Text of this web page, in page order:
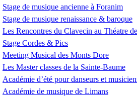
Stage de musique ancienne à Foranim
Stage de musique renaissance & baroque
Les Rencontres du Clavecin au Théatre
Stage Cordes & Pics
Meeting Musical des Monts Dore
Les Master classes de la Sainte-Baume
Académie d’été pour danseurs et
Académie de musique de Limans